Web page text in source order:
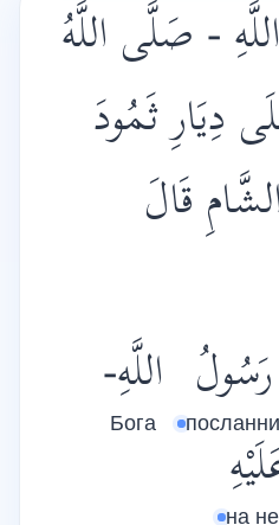
- صَلَّى اللَّهُ
دِيَارِ ثَمُودَ
قَالَ
رَسُولُ اللَّهِ-
Бога
на